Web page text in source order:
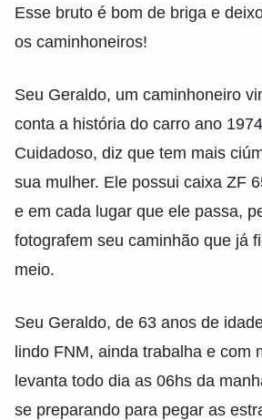
Esse bruto é bom de briga e
os caminhoneiros!
Seu Geraldo, um caminhoneiro
conta a história do carro ano
Cuidadoso, diz que tem mais
sua mulher. Ele possui caixa ZF
e em cada lugar que ele passa,
fotografem seu caminhão que já
meio.
Seu Geraldo, de 63 anos de
lindo FNM, ainda trabalha e com
levanta todo dia as 06hs da
se preparando para pegar as